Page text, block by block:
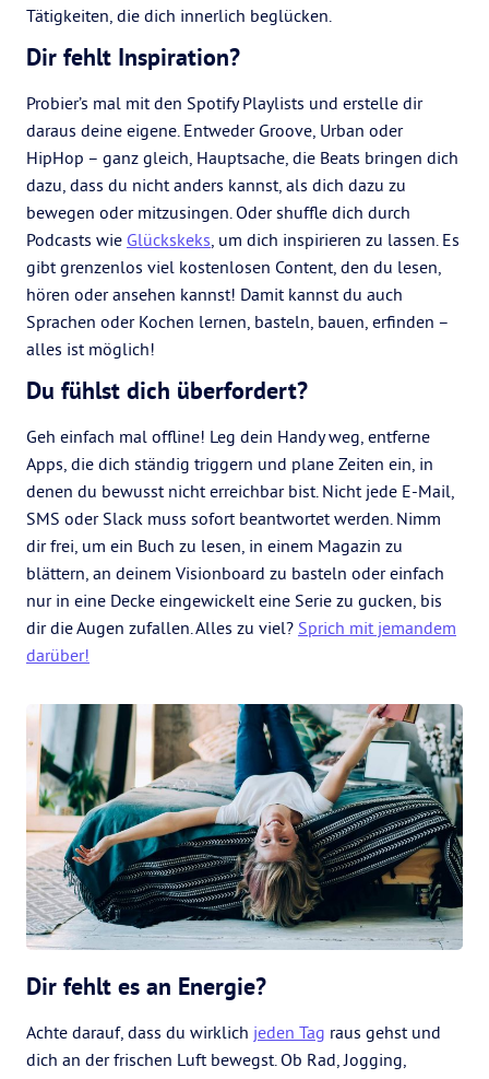
Tätigkeiten, die dich innerlich beglücken.
Dir fehlt Inspiration?
Probier’s mal mit den Spotify Playlists und erstelle dir
daraus deine eigene. Entweder Groove, Urban oder
HipHop – ganz gleich, Hauptsache, die Beats bringen dich
dazu, dass du nicht anders kannst, als dich dazu zu
bewegen oder mitzusingen. Oder shuffle dich durch
Podcasts wie Glückskeks, um dich inspirieren zu lassen. Es
gibt grenzenlos viel kostenlosen Content, den du lesen,
hören oder ansehen kannst! Damit kannst du auch
Sprachen oder Kochen lernen, basteln, bauen, erfinden –
alles ist möglich!
Du fühlst dich überfordert?
Geh einfach mal offline! Leg dein Handy weg, entferne
Apps, die dich ständig triggern und plane Zeiten ein, in
denen du bewusst nicht erreichbar bist. Nicht jede E-Mail,
SMS oder Slack muss sofort beantwortet werden. Nimm
dir frei, um ein Buch zu lesen, in einem Magazin zu
blättern, an deinem Visionboard zu basteln oder einfach
nur in eine Decke eingewickelt eine Serie zu gucken, bis
dir die Augen zufallen. Alles zu viel? Sprich mit jemandem
darüber!
Dir fehlt es an Energie?
Achte darauf, dass du wirklich jeden Tag raus gehst und
dich an der frischen Luft bewegst. Ob Rad, Jogging,